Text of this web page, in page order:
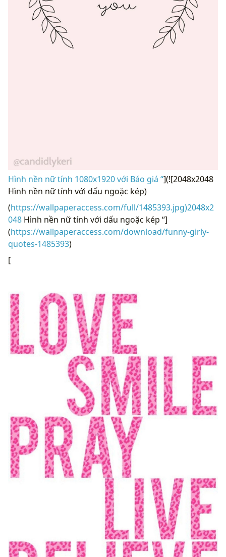
Hình nền nữ tính 1080x1920 với Báo giá “](![2048x2048
Hình nền nữ tính với dấu ngoặc kép)
(https://wallpaperaccess.com/full/1485393.jpg)2048x2
048 Hình nền nữ tính với dấu ngoặc kép “]
(https://wallpaperaccess.com/download/funny-girly-
quotes-1485393)
[